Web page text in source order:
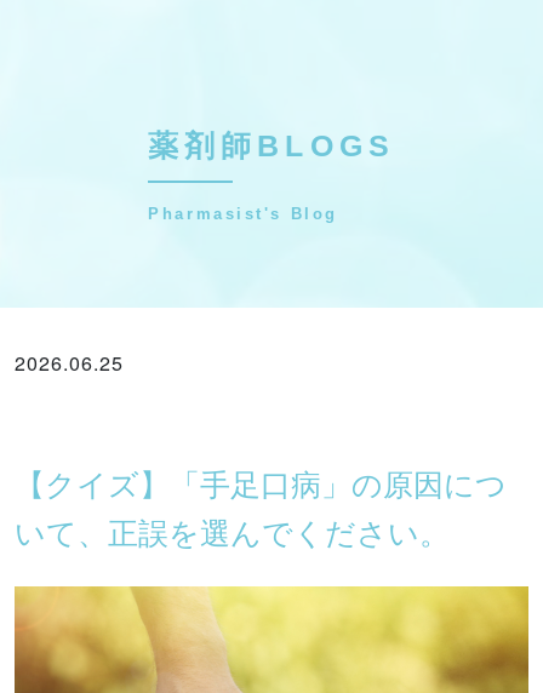
薬剤師BLOGS
Pharmasist's Blog
2026.06.25
【クイズ】「手足口病」の原因につ
いて、正誤を選んでください。